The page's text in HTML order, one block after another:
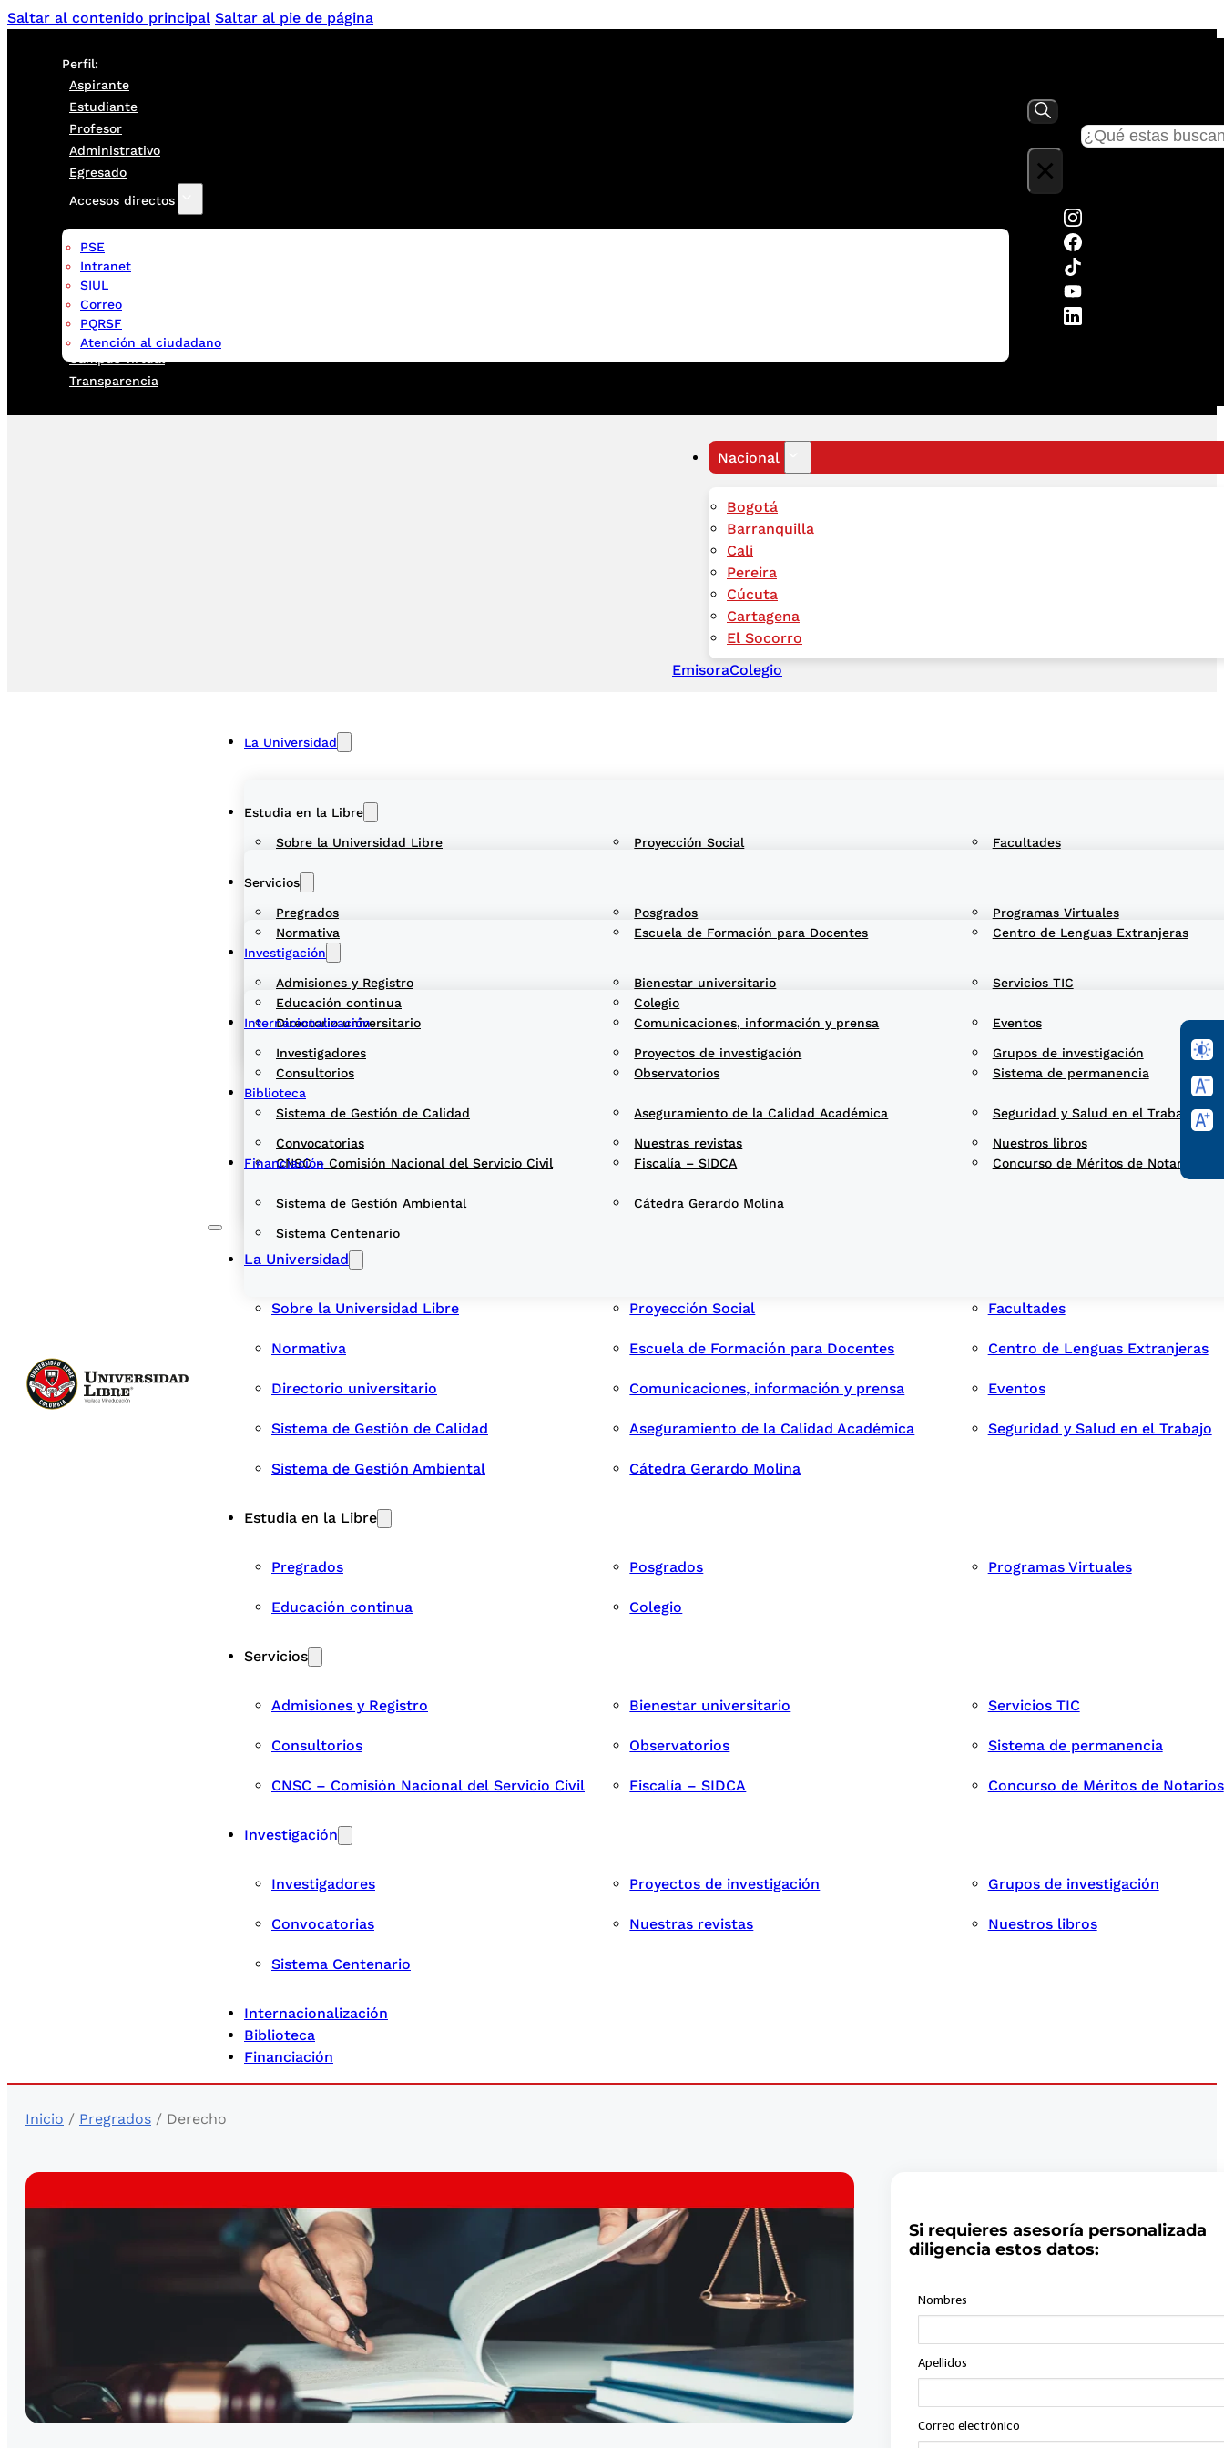
Saltar al contenido principal Saltar al pie de página
Perfil:
Aspirante
Estudiante
Profesor
Administrativo
Egresado
Accesos directos
PSE
Intranet
SIUL
Correo
PQRSF
Atención al ciudadano
Campus virtual
Transparencia
×
Nacional
Bogotá
Barranquilla
Cali
Pereira
Cúcuta
Cartagena
El Socorro
EmisoraColegio
La Universidad
Sobre la Universidad Libre Proyección Social Facultades
Normativa Escuela de Formación para Docentes Centro de Lenguas Extranjeras
Directorio universitario Comunicaciones, información y prensa Eventos
Sistema de Gestión de Calidad Aseguramiento de la Calidad Académica Seguridad y Salud en el Trabajo
Sistema de Gestión Ambiental Cátedra Gerardo Molina
Estudia en la Libre
Pregrados Posgrados Programas Virtuales
Educación continua Colegio
Servicios
Admisiones y Registro Bienestar universitario Servicios TIC
Consultorios Observatorios Sistema de permanencia
CNSC – Comisión Nacional del Servicio Civil Fiscalía – SIDCA Concurso de Méritos de Notarios
Investigación
Investigadores Proyectos de investigación Grupos de investigación
Convocatorias Nuestras revistas Nuestros libros
Sistema Centenario
Internacionalización
Biblioteca
Financiación
La Universidad
Sobre la Universidad Libre Proyección Social Facultades
Normativa Escuela de Formación para Docentes Centro de Lenguas Extranjeras
Directorio universitario Comunicaciones, información y prensa Eventos
Sistema de Gestión de Calidad Aseguramiento de la Calidad Académica Seguridad y Salud en el Trabajo
Sistema de Gestión Ambiental Cátedra Gerardo Molina
Estudia en la Libre
Pregrados Posgrados Programas Virtuales
Educación continua Colegio
Servicios
Admisiones y Registro Bienestar universitario Servicios TIC
Consultorios Observatorios Sistema de permanencia
CNSC – Comisión Nacional del Servicio Civil Fiscalía – SIDCA Concurso de Méritos de Notarios
Investigación
Investigadores Proyectos de investigación Grupos de investigación
Convocatorias Nuestras revistas Nuestros libros
Sistema Centenario
Internacionalización
Biblioteca
Financiación
Inicio / Pregrados / Derecho
Si requieres asesoría personalizada
diligencia estos datos: